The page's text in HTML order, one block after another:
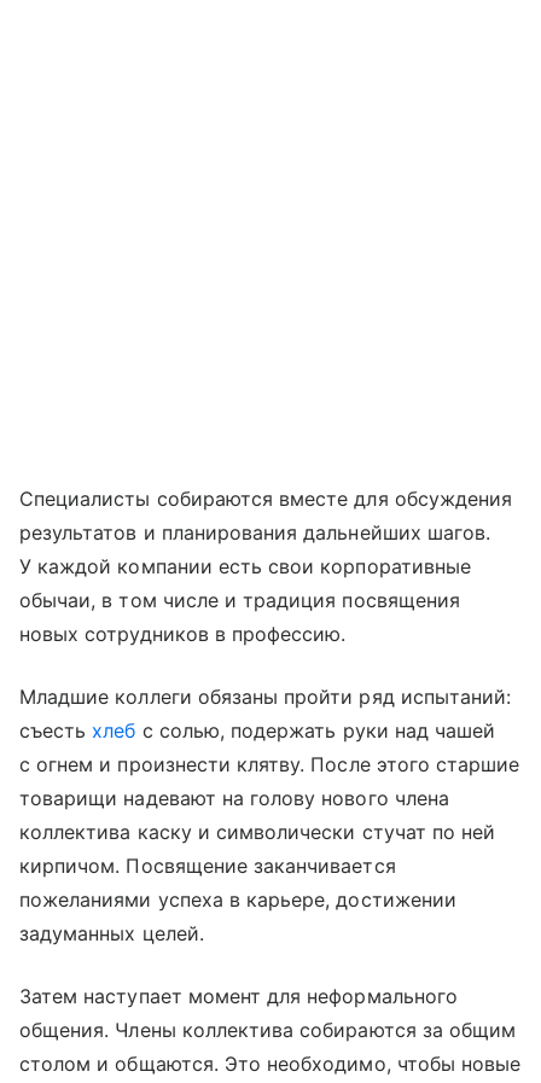
Специалисты собираются вместе для обсуждения
результатов и планирования дальнейших шагов.
У каждой компании есть свои корпоративные
обычаи, в том числе и традиция посвящения
новых сотрудников в профессию.
Младшие коллеги обязаны пройти ряд испытаний:
съесть хлеб с солью, подержать руки над чашей
с огнем и произнести клятву. После этого старшие
товарищи надевают на голову нового члена
коллектива каску и символически стучат по ней
кирпичом. Посвящение заканчивается
пожеланиями успеха в карьере, достижении
задуманных целей.
Затем наступает момент для неформального
общения. Члены коллектива собираются за общим
столом и общаются. Это необходимо, чтобы новые